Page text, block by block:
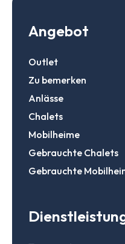
Angebot
Outlet
Zu bemerken
Anlässe
Chalets
Mobilheime
Gebrauchte Chalets
Gebrauchte